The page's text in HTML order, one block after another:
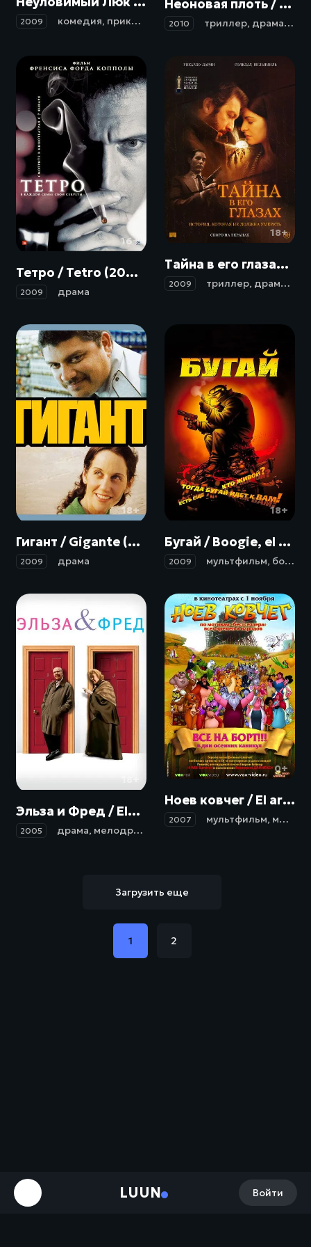
LUUN Войти
2009 комедия, приключения ,вестерн
Неоновая плоть / Carne de neón (2010)
2010 триллер, драма,
16+
Тетро / Tetro (2009)
2009 драма
18+
Тайна в его глазах / El secreto de sus ojos (2009)
2009 триллер, драма ,
18+
Гигант / Gigante (2009)
2009 драма
18+
Бугай / Boogie, el aceitoso (2009)
2009 мультфильм, боевик
Эльза и Фред / Elsa y Fred (2005)
2005 драма, мелодрама комедия
0+
Ноев ковчег / El arca (2007)
2007 мультфильм, мюзикл
Загрузить еще
1 2